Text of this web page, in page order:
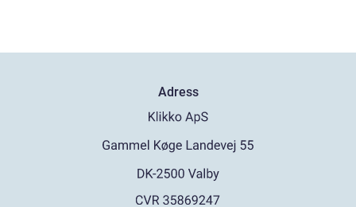
Adress